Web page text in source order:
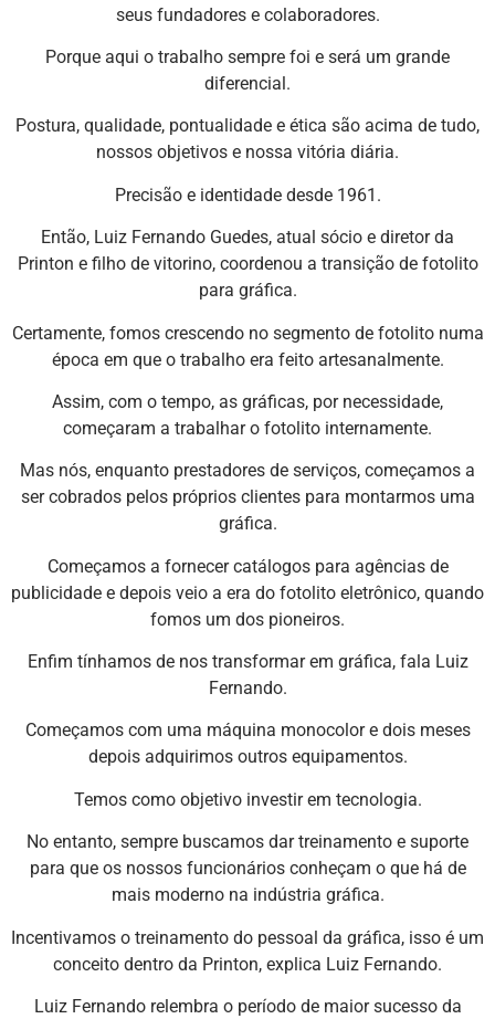
seus fundadores e colaboradores.
Porque aqui o trabalho sempre foi e será um grande
diferencial.
Postura, qualidade, pontualidade e ética são acima de tudo,
nossos objetivos e nossa vitória diária.
Precisão e identidade desde 1961.
Então, Luiz Fernando Guedes, atual sócio e diretor da
Printon e filho de vitorino, coordenou a transição de fotolito
para gráfica.
Certamente, fomos crescendo no segmento de fotolito numa
época em que o trabalho era feito artesanalmente.
Assim, com o tempo, as gráficas, por necessidade,
começaram a trabalhar o fotolito internamente.
Mas nós, enquanto prestadores de serviços, começamos a
ser cobrados pelos próprios clientes para montarmos uma
gráfica.
Começamos a fornecer catálogos para agências de
publicidade e depois veio a era do fotolito eletrônico, quando
fomos um dos pioneiros.
Enfim tínhamos de nos transformar em gráfica, fala Luiz
Fernando.
Começamos com uma máquina monocolor e dois meses
depois adquirimos outros equipamentos.
Temos como objetivo investir em tecnologia.
No entanto, sempre buscamos dar treinamento e suporte
para que os nossos funcionários conheçam o que há de
mais moderno na indústria gráfica.
Incentivamos o treinamento do pessoal da gráfica, isso é um
conceito dentro da Printon, explica Luiz Fernando.
Luiz Fernando relembra o período de maior sucesso da